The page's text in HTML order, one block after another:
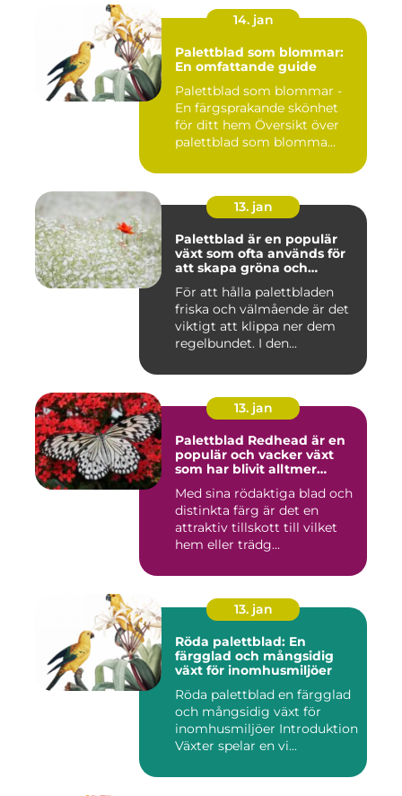
14. jan
Palettblad som blommar:
En omfattande guide
Palettblad som blommar -
En färgsprakande skönhet
för ditt hem Översikt över
palettblad som blomma...
13. jan
Palettblad är en populär
växt som ofta används för
att skapa gröna och
inomhusmiljöer
För att hålla palettbladen
friska och välmående är det
viktigt att klippa ner dem
regelbundet. I den...
13. jan
Palettblad Redhead är en
populär och vacker växt
som har blivit alltmer
trädgårdsentusiaster
Med sina rödaktiga blad och
distinkta färg är det en
attraktiv tillskott till vilket
hem eller trädg...
13. jan
Röda palettblad: En
färgglad och mångsidig
växt för inomhusmiljöer
Röda palettblad en färgglad
och mångsidig växt för
inomhusmiljöer Introduktion
Växter spelar en vi...